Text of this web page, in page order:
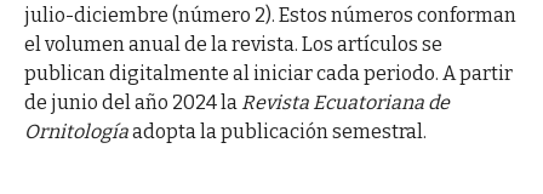
julio-diciembre (número 2). Estos números conforman
el volumen anual de la revista. Los artículos se
publican digitalmente al iniciar cada periodo. A partir
de junio del año 2024 la Revista Ecuatoriana de
Ornitologíaadopta la publicación semestral.